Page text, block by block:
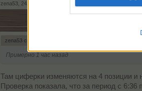
zena53 24 Декабрь 2015
zena53 сказал(а):
Примерно 1 час назад
Там циферки изменяются на 4 позиции и
Проверка показала, что за период с